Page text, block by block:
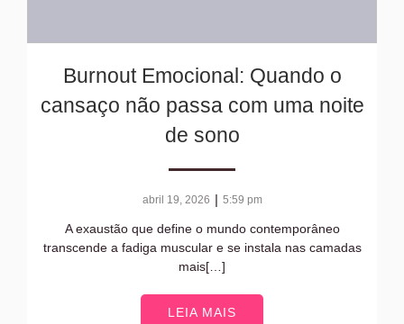
Burnout Emocional: Quando o
cansaço não passa com uma noite
de sono
abril 19, 2026 | 5:59 pm
A exaustão que define o mundo contemporâneo
transcende a fadiga muscular e se instala nas camadas
mais[…]
LEIA MAIS